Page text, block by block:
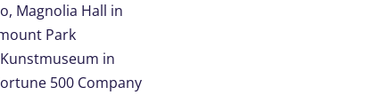
Magnolia Hall in
Park
in
500 Company